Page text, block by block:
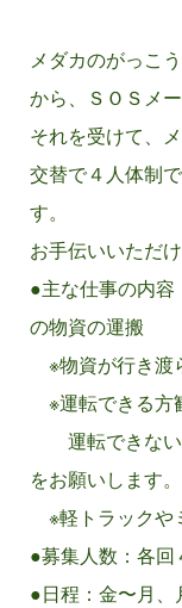
参加者募集
参加者募集
参加者募集
メダカのがっこ
から、ＳＯＳメ
それを受けて、
交替で４人体制
す。
お手伝いいただ
●主な仕事の内
の物資の運搬
※物資が行き渡
※運転できる方
運転できない
をお願いします。
※軽トラックや
●募集人数：各回
●日程：金〜月